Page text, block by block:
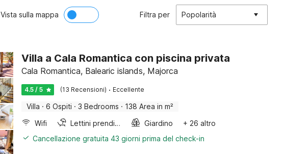
Vista sulla mappa Filtra per Popolarità
Villa a Cala Romantica con piscina privata
Cala Romantica, Balearic islands, Majorca
4.5 / 5 (13 Recensioni) · Eccellente
Villa · 6 Ospiti · 3 Bedrooms · 138 Area in m²
Wifi
Lettini prendisole Giardino
+ 26 altro
Cancellazione gratuita 43 giorni prima del check-in